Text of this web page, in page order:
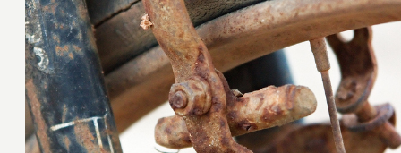
24. Januar 2009